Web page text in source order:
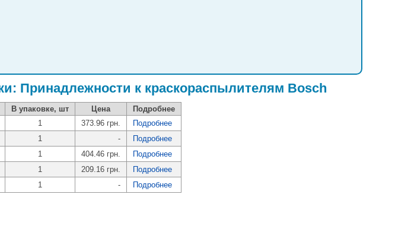
Принадлежности к краскораспылителям Bosch
В упаковке, шт Цена
Подробнее
1 373.96 грн.
Подробнее
1 -
Подробнее
1 404.46 грн.
Подробнее
1 209.16 грн.
Подробнее
1 - Подробнее